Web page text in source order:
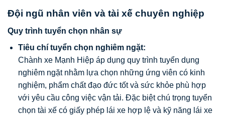
Đội ngũ nhân viên và tài xế chuyên nghiệp
Quy trình tuyển chọn nhân sự
Tiêu chí tuyển chọn nghiêm ngặt:
Chành xe Mạnh Hiệp áp dụng quy trình tuyển dụng
nghiêm ngặt nhằm lựa chọn những ứng viên có kinh
nghiệm, phẩm chất đạo đức tốt và sức khỏe phù hợp
với yêu cầu công việc vận tải. Đặc biệt chú trọng tuyển
chọn tài xế có giấy phép lái xe hợp lệ và kỹ năng lái xe